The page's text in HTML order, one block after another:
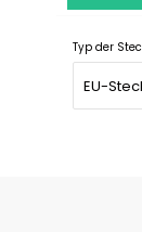
Typ der